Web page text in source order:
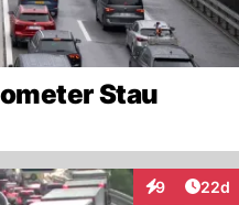
Stau
9
Interaktionen
22d